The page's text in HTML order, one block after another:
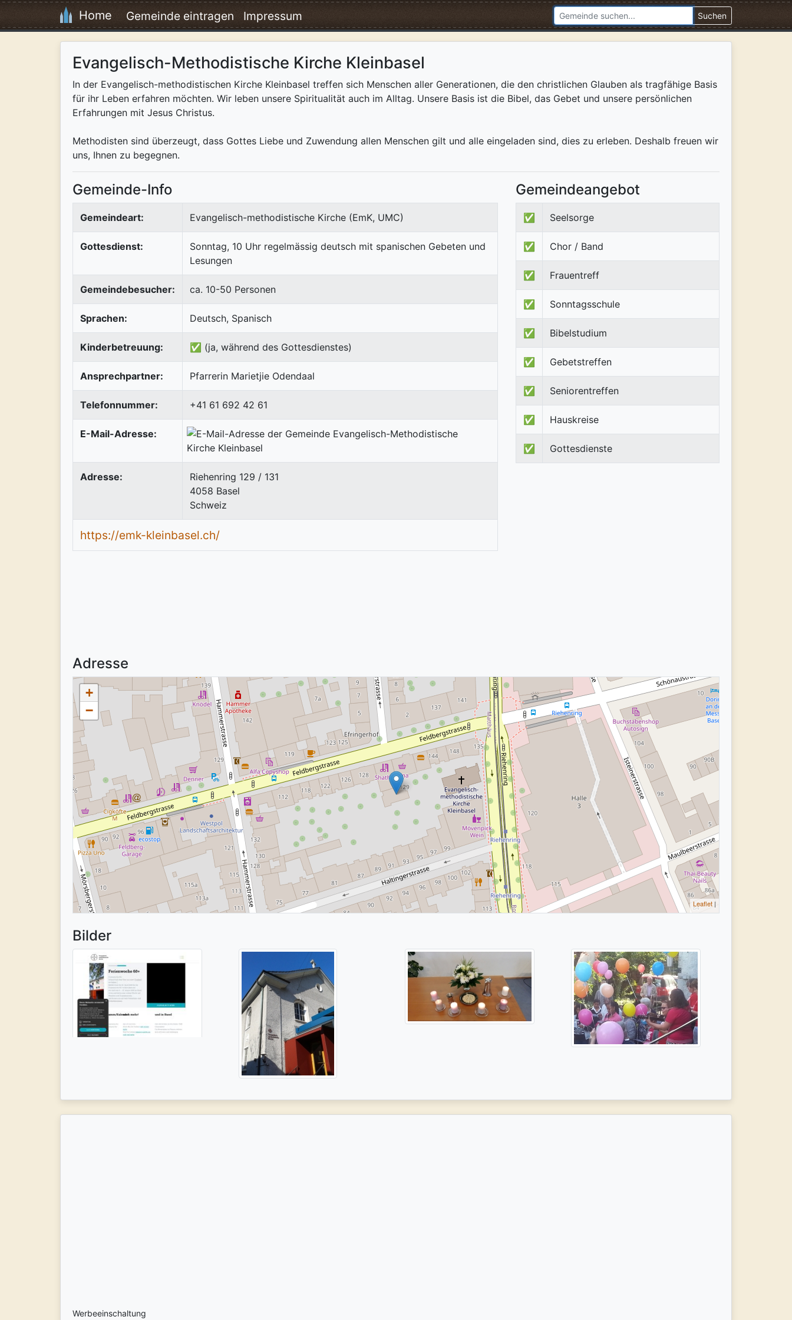
Home Gemeinde eintragen Impressum Suchen
Evangelisch-Methodistische Kirche Kleinbasel
In der Evangelisch-methodistischen Kirche Kleinbasel treffen sich Menschen aller Generationen, die den christlichen Glauben als tragfähige Basis
für ihr Leben erfahren möchten. Wir leben unsere Spiritualität auch im Alltag. Unsere Basis ist die Bibel, das Gebet und unsere persönlichen
Erfahrungen mit Jesus Christus.
Methodisten sind überzeugt, dass Gottes Liebe und Zuwendung allen Menschen gilt und alle eingeladen sind, dies zu erleben. Deshalb freuen wir
uns, Ihnen zu begegnen.
Gemeinde-Info
Gemeindeart: Evangelisch-methodistische Kirche (EmK, UMC)
Gottesdienst:
Sonntag, 10 Uhr regelmässig deutsch mit spanischen Gebeten und
Lesungen
Gemeindebesucher: ca. 10-50 Personen
Sprachen: Deutsch, Spanisch
Kinderbetreuung: ✅ (ja, während des Gottesdienstes)
Ansprechpartner: Pfarrerin Marietjie Odendaal
Telefonnummer: +41 61 692 42 61
E-Mail-Adresse:
Adresse:
Riehenring 129 / 131
4058 Basel
Schweiz
https://emk-kleinbasel.ch/
Gemeindeangebot
✅ Seelsorge
✅ Chor / Band
✅ Frauentreff
✅ Sonntagsschule
✅ Bibelstudium
✅ Gebetstreffen
✅ Seniorentreffen
✅ Hauskreise
✅ Gottesdienste
Adresse
+
−
Leaflet |
Bilder
Werbeeinschaltung